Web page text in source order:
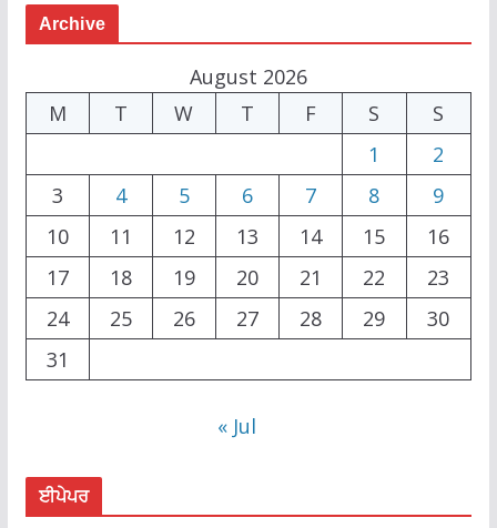
Archive
August 2026
M
T W T F S
S
1
2
3
4 5 6 7 8
9
10
11 12 13 14 15
16
17
18 19 20 21 22
23
24
25 26 27 28 29
30
31
« Jul
ਈਪੇਪਰ